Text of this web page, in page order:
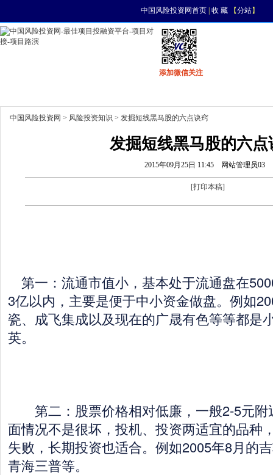
中国风险投资网首页| 收 藏【分站】
添加微信关注
中国风险投资网 > 风险投资知识 > 发掘短线黑马股的六点诀窍
发掘短线黑马股的六点
2015年09月25日 11:45 网站管理员03
[打印本稿]
第一：流通市值小，基本处于流通盘在
3亿以内，主要是便于中小资金做盘。例如
瓷、成飞集成以及现在的广晟有色等等都是
英。
第二：股票价格相对低廉，一般2-5元附
面情况不是很坏，投机、投资两适宜的品种
失败，长期投资也适合。例如2005年8月的
青海三普等。